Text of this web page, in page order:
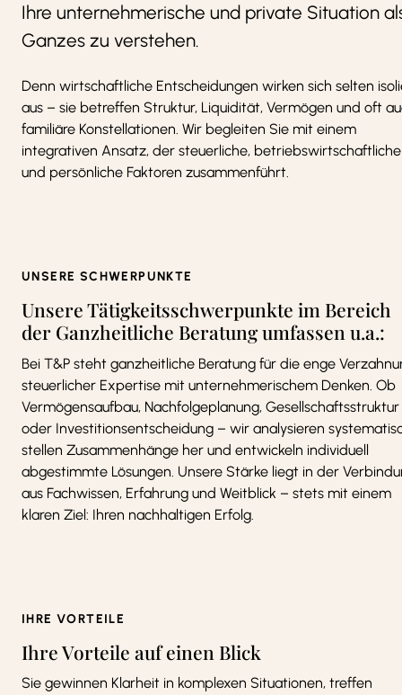
Ihre unternehmerische und private Situation
Ganzes zu verstehen.
Denn wirtschaftliche Entscheidungen wirken sich selten
aus – sie betreffen Struktur, Liquidität, Vermögen und oft
familiäre Konstellationen. Wir begleiten Sie mit einem
integrativen Ansatz, der steuerliche, betriebswirtschaftliche
und persönliche Faktoren zusammenführt.
UNSERE SCHWERPUNKTE
Unsere Tätigkeitsschwerpunkte im Bereich
der Ganzheitliche Beratung umfassen u.a.:
Bei T&P steht ganzheitliche Beratung für die enge
steuerlicher Expertise mit unternehmerischem Denken. Ob
Vermögensaufbau, Nachfolgeplanung, Gesellschaftsstruktur
oder Investitionsentscheidung – wir analysieren
stellen Zusammenhänge her und entwickeln individuell
abgestimmte Lösungen. Unsere Stärke liegt in der
aus Fachwissen, Erfahrung und Weitblick – stets mit einem
klaren Ziel: Ihren nachhaltigen Erfolg.
IHRE VORTEILE
Ihre Vorteile auf einen Blick
Sie gewinnen Klarheit in komplexen Situationen, treffen